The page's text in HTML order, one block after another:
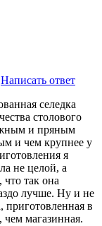
Написать ответ
селедка
столового
и пряным
и чем крупнее у
я
не целой, а
так она
лучше. Ну и не
в
магазинная.